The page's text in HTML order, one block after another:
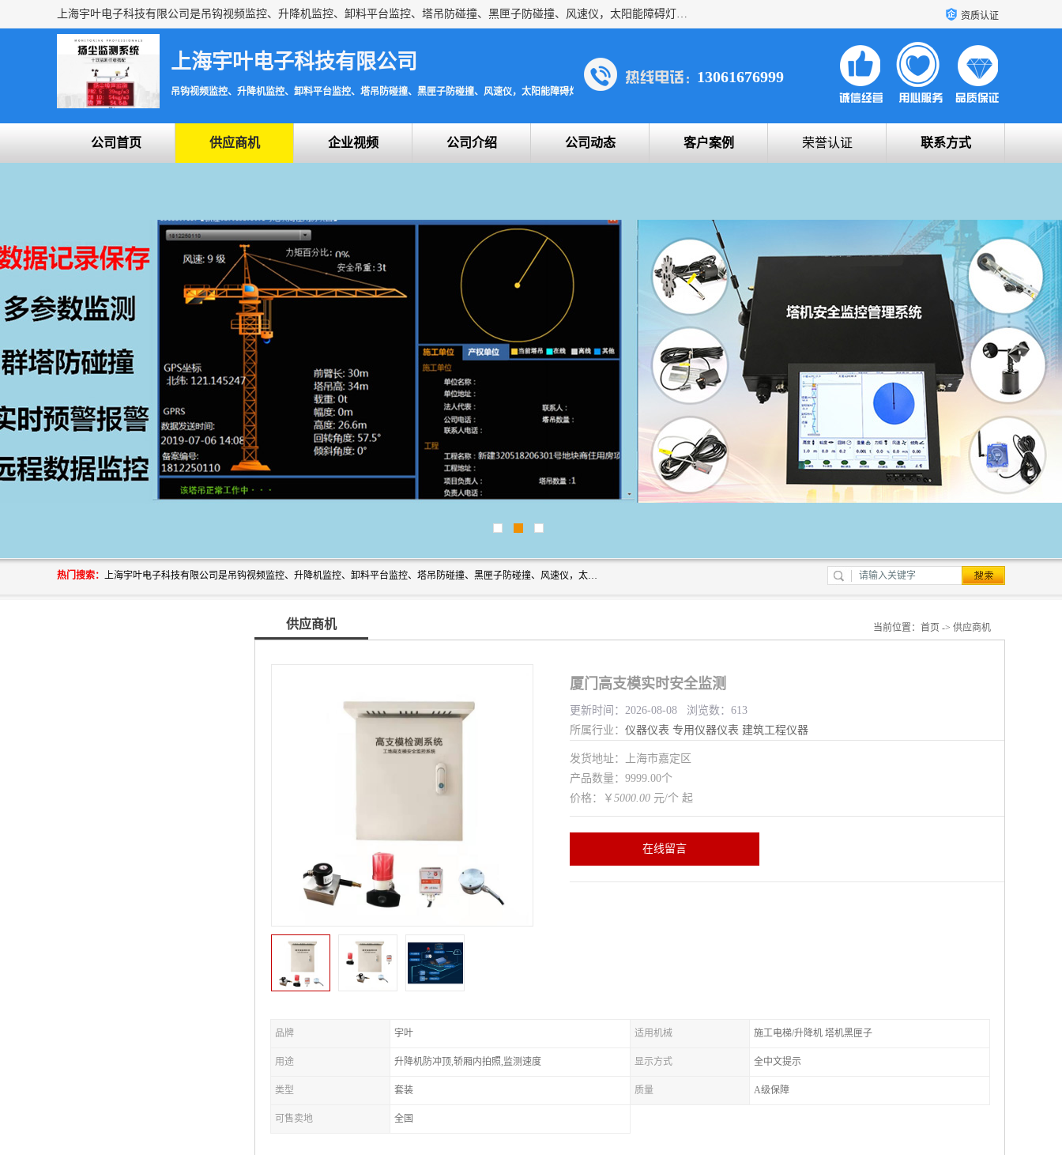
上海宇叶电子科技有限公司是吊钩视频监控、升降机监控、卸料平台监控、塔吊防碰撞、黑匣子防碰撞、风速仪，太阳能障碍灯安全提示灯等一系列升降机的常用配件产品专业研发生产加工的公司，拥有完整、科学的质量管理体系。 资质认证
上海宇叶电子科技有限公司
吊钩视频监控、升降机监控、卸料平台监控、塔吊防碰撞、黑匣子防碰撞、风速仪，太阳能障碍灯安全提示灯
13061676999
公司首页 供应商机 企业视频 公司介绍 公司动态 客户案例 荣誉认证 联系方式
热门搜索： 上海宇叶电子科技有限公司是吊钩视频监控、升降机监控、卸料平台监控、塔吊防碰撞、黑匣子防碰撞、风速仪，太阳能障碍灯安全提示灯等一系列升降机的常用配件产品专业研发生产加工的公司，拥有完整、科学的质量管理体系。
供应商机 当前位置： 首页 -> 供应商机
厦门高支模实时安全监测
更新时间：2026-08-08 浏览数：613
所属行业： 仪器仪表 专用仪器仪表 建筑工程仪器
发货地址：上海市嘉定区
产品数量：9999.00个
价格：￥ 5000.00 元/个 起
在线留言
品牌 宇叶 适用机械 施工电梯/升降机 塔机黑匣子
用途 升降机防冲顶,轿厢内拍照,监测速度 显示方式 全中文提示
类型 套装 质量 A级保障
可售卖地 全国